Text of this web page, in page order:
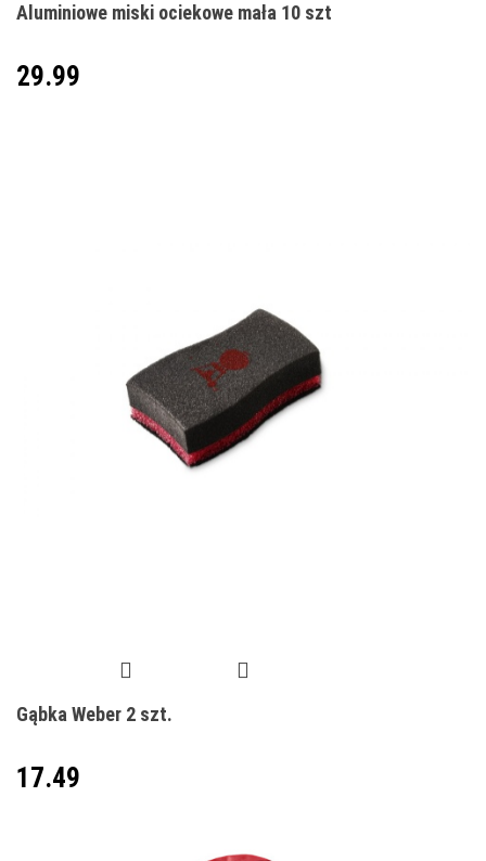
Aluminiowe miski ociekowe mała 10 szt
29.99
Gąbka Weber 2 szt.
17.49